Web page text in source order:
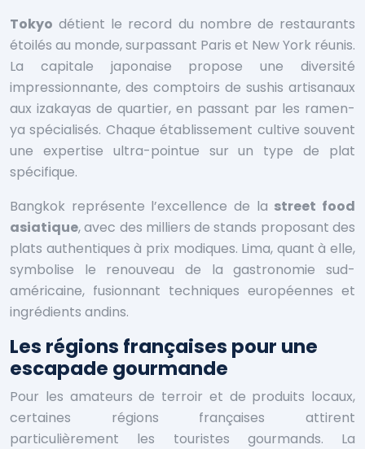
Tokyo détient le record du nombre de restaurants
étoilés au monde, surpassant Paris et New York réunis.
La capitale japonaise propose une diversité
impressionnante, des comptoirs de sushis artisanaux
aux izakayas de quartier, en passant par les ramen-
ya spécialisés. Chaque établissement cultive souvent
une expertise ultra-pointue sur un type de plat
spécifique.
Bangkok représente l’excellence de la street food
asiatique, avec des milliers de stands proposant des
plats authentiques à prix modiques. Lima, quant à elle,
symbolise le renouveau de la gastronomie sud-
américaine, fusionnant techniques européennes et
ingrédients andins.
Les régions françaises pour une
escapade gourmande
Pour les amateurs de terroir et de produits locaux,
certaines régions françaises attirent
particulièrement les touristes gourmands. La